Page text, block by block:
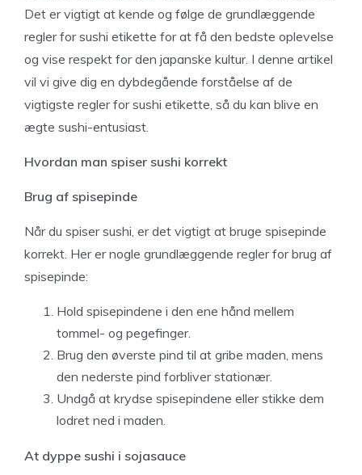
Det er vigtigt at kende og følge de grundlæggende
regler for sushi etikette for at få den bedste oplevelse
og vise respekt for den japanske kultur. I denne artikel
vil vi give dig en dybdegående forståelse af de
vigtigste regler for sushi etikette, så du kan blive en
ægte sushi-entusiast.
Hvordan man spiser sushi korrekt
Brug af spisepinde
Når du spiser sushi, er det vigtigt at bruge spisepinde
korrekt. Her er nogle grundlæggende regler for brug af
spisepinde:
Hold spisepindene i den ene hånd mellem
tommel- og pegefinger.
Brug den øverste pind til at gribe maden, mens
den nederste pind forbliver stationær.
Undgå at krydse spisepindene eller stikke dem
lodret ned i maden.
At dyppe sushi i sojasauce